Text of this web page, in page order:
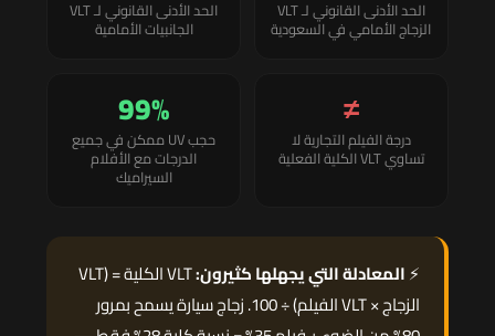
الحد الأدنى القانوني لـ VLT
الزجاج الأمامي في السعودية
الحد الأدنى القانوني لـ VLT
الجانبيات الأمامية
≠
درجة الفيلم التجارية لا
تساوي VLT الكلية الفعلية
99%
حجب UV ممكن في جميع
الدرجات مع الأفلام
السيراميك
⚡المعادلة التي يجهلها كثيرون:
VLT الكلية = (VLT
الزجاج × VLT الفيلم) ÷ 100. زجاج سيارة يسمح بمرور